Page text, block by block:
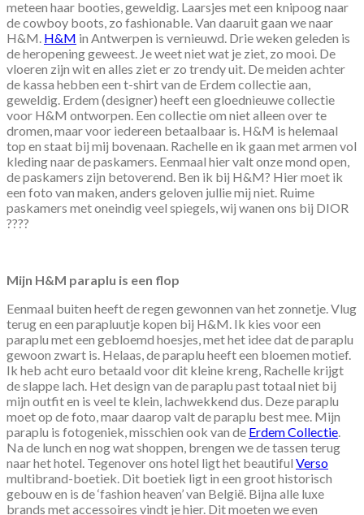
meteen haar booties, geweldig. Laarsjes met een knipoog naar
de cowboy boots, zo fashionable. Van daaruit gaan we naar
H&M. H&M in Antwerpen is vernieuwd. Drie weken geleden is
de heropening geweest. Je weet niet wat je ziet, zo mooi. De
vloeren zijn wit en alles ziet er zo trendy uit. De meiden achter
de kassa hebben een t-shirt van de Erdem collectie aan,
geweldig. Erdem (designer) heeft een gloednieuwe collectie
voor H&M ontworpen. Een collectie om niet alleen over te
dromen, maar voor iedereen betaalbaar is. H&M is helemaal
top en staat bij mij bovenaan. Rachelle en ik gaan met armen vol
kleding naar de paskamers. Eenmaal hier valt onze mond open,
de paskamers zijn betoverend. Ben ik bij H&M? Hier moet ik
een foto van maken, anders geloven jullie mij niet. Ruime
paskamers met oneindig veel spiegels, wij wanen ons bij DIOR
????
Mijn H&M paraplu is een flop
Eenmaal buiten heeft de regen gewonnen van het zonnetje. Vlug
terug en een parapluutje kopen bij H&M. Ik kies voor een
paraplu met een gebloemd hoesjes, met het idee dat de paraplu
gewoon zwart is. Helaas, de paraplu heeft een bloemen motief.
Ik heb acht euro betaald voor dit kleine kreng, Rachelle krijgt
de slappe lach. Het design van de paraplu past totaal niet bij
mijn outfit en is veel te klein, lachwekkend dus. Deze paraplu
moet op de foto, maar daarop valt de paraplu best mee. Mijn
paraplu is fotogeniek, misschien ook van de Erdem Collectie.
Na de lunch en nog wat shoppen, brengen we de tassen terug
naar het hotel. Tegenover ons hotel ligt het beautiful Verso
multibrand-boetiek. Dit boetiek ligt in een groot historisch
gebouw en is de ‘fashion heaven’ van België. Bijna alle luxe
brands met accessoires vindt je hier. Dit moeten we even